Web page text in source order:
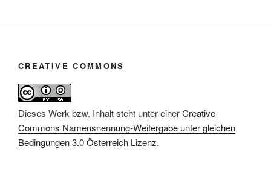
CREATIVE COMMONS
Dieses Werk bzw. Inhalt steht unter einerCreative
Commons Namensnennung-Weitergabe unter gleichen
Bedingungen 3.0 Österreich Lizenz.